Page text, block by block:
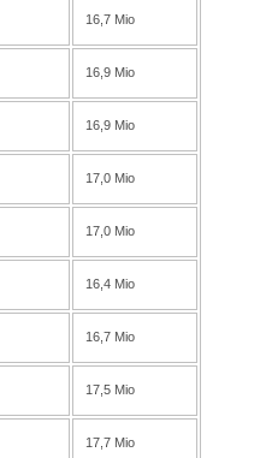
16,7 Mio
16,9 Mio
16,9 Mio
17,0 Mio
17,0 Mio
16,4 Mio
16,7 Mio
17,5 Mio
17,7 Mio